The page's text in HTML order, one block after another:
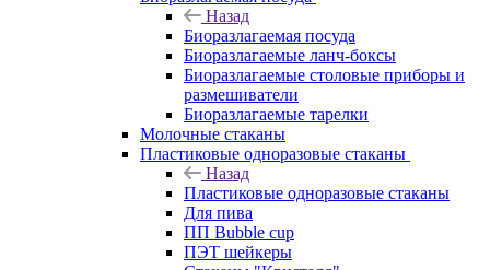
Назад
Биоразлагаемая посуда
Биоразлагаемые ланч-боксы
Биоразлагаемые столовые приборы и
размешиватели
Биоразлагаемые тарелки
Молочные стаканы
Пластиковые одноразовые стаканы
Назад
Пластиковые одноразовые стаканы
Для пива
ПП Bubble cup
ПЭТ шейкеры